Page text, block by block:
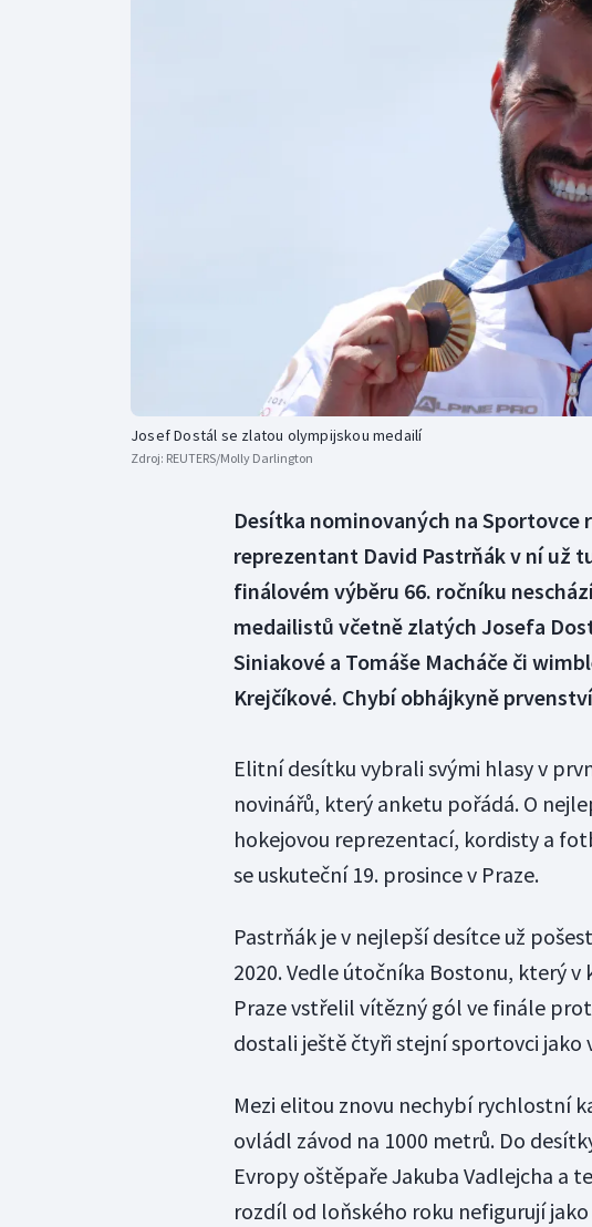
Gymnastika
Josef Dostál se zlatou olympijskou medailí
Zdroj: REUTERS/Molly Darlington
Desítka nominovaných na Sportovce
reprezentant David Pastrňák v ní už
finálovém výběru 66. ročníku
medailistů včetně zlatých Josefa
Siniakové a Tomáše Macháče či
Krejčíkové. Chybí obhájkyně
Elitní desítku vybrali svými hlasy v
novinářů, který anketu pořádá. O
hokejovou reprezentací, kordisty a
se uskuteční 19. prosince v Praze.
Pastrňák je v nejlepší desítce už
2020. Vedle útočníka Bostonu, který
Praze vstřelil vítězný gól ve finále
dostali ještě čtyři stejní sportovci jako
Mezi elitou znovu nechybí rychlostní
ovládl závod na 1000 metrů. Do
Evropy oštěpaře Jakuba Vadlejcha a
rozdíl od loňského roku nefigurují